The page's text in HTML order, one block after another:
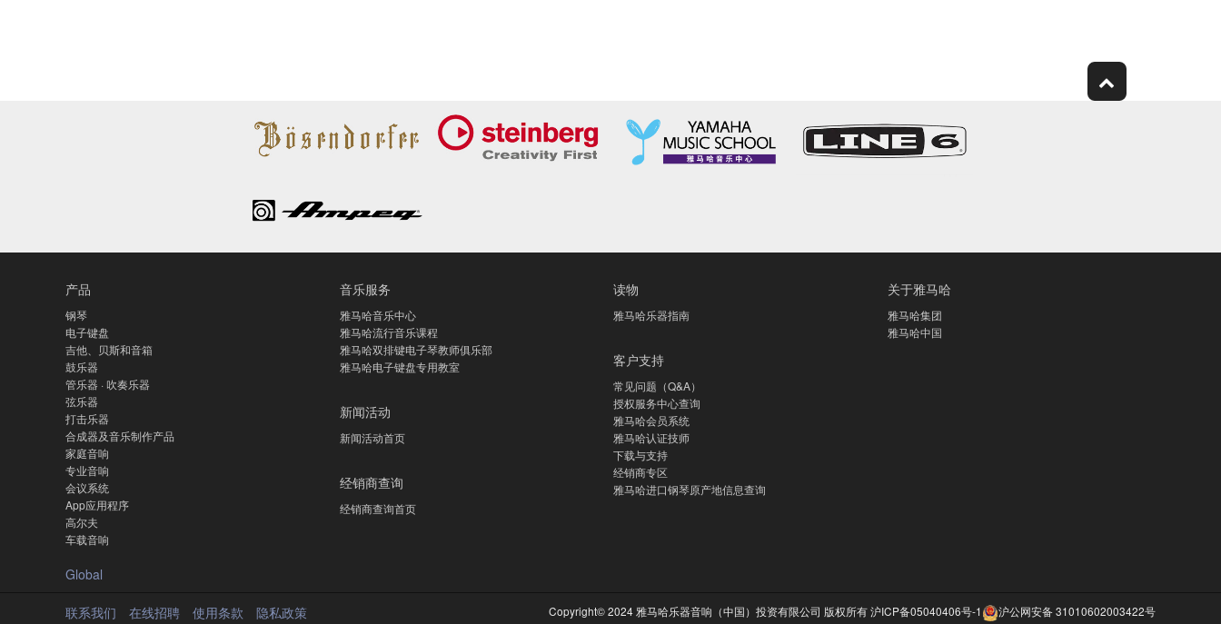
产品
钢琴
电子键盘
吉他、贝斯和音箱
鼓乐器
管乐器 · 吹奏乐器
弦乐器
打击乐器
合成器及音乐制作产品
家庭音响
专业音响
会议系统
App应用程序
高尔夫
车载音响
音乐服务
雅马哈音乐中心
雅马哈流行音乐课程
雅马哈双排键电子琴教师俱乐部
雅马哈电子键盘专用教室
新闻活动
新闻活动首页
经销商查询
经销商查询首页
读物
雅马哈乐器指南
客户支持
常见问题（Q&A）
授权服务中心查询
雅马哈会员系统
雅马哈认证技师
下载与支持
经销商专区
雅马哈进口钢琴原产地信息查询
关于雅马哈
雅马哈集团
雅马哈中国
Global
联系我们 在线招聘 使用条款 隐私政策 Copyright© 2024 雅马哈乐器音响（中国）投资有限公司 版权所有沪ICP备05040406号-1 沪公网安备 31010602003422号